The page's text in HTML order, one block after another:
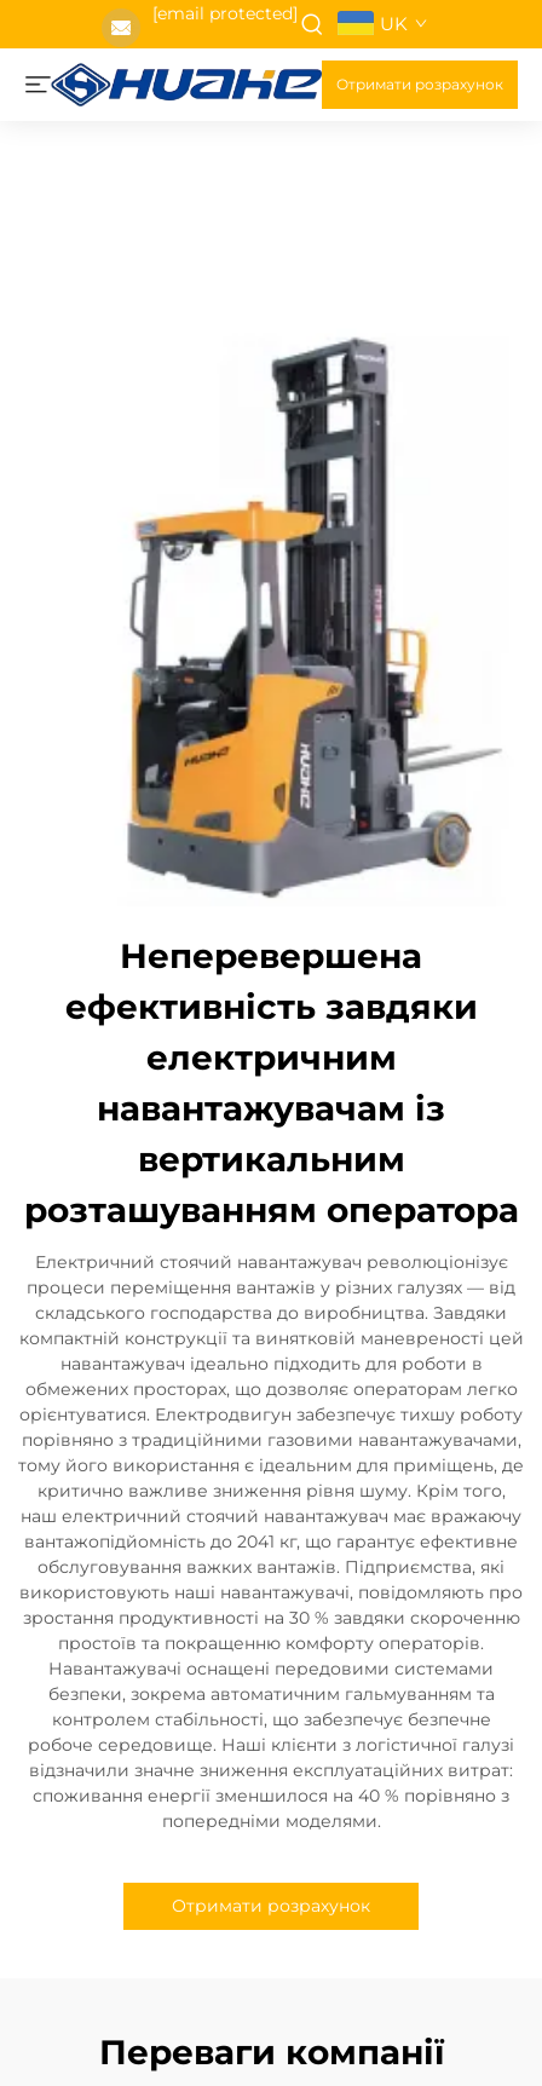
[email protected] UK
Отримати розрахунок
Неперевершена
ефективність завдяки
електричним
навантажувачам із
вертикальним
розташуванням оператора
Електричний стоячий навантажувач революціонізує
процеси переміщення вантажів у різних галузях — від
складського господарства до виробництва. Завдяки
компактній конструкції та винятковій маневреності цей
навантажувач ідеально підходить для роботи в
обмежених просторах, що дозволяє операторам легко
орієнтуватися. Електродвигун забезпечує тихшу роботу
порівняно з традиційними газовими навантажувачами,
тому його використання є ідеальним для приміщень, де
критично важливе зниження рівня шуму. Крім того,
наш електричний стоячий навантажувач має вражаючу
вантажопідйомність до 2041 кг, що гарантує ефективне
обслуговування важких вантажів. Підприємства, які
використовують наші навантажувачі, повідомляють про
зростання продуктивності на 30 % завдяки скороченню
простоїв та покращенню комфорту операторів.
Навантажувачі оснащені передовими системами
безпеки, зокрема автоматичним гальмуванням та
контролем стабільності, що забезпечує безпечне
робоче середовище. Наші клієнти з логістичної галузі
відзначили значне зниження експлуатаційних витрат:
споживання енергії зменшилося на 40 % порівняно з
попередніми моделями.
Отримати розрахунок
Переваги компанії